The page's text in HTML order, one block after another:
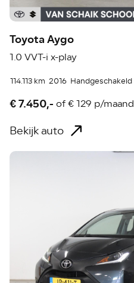
Toyota Aygo
1.0 VVT-i x-play
114.113 km 2016 Handgeschakeld
€ 7.450,- of€ 129 p/maand
Bekijk auto